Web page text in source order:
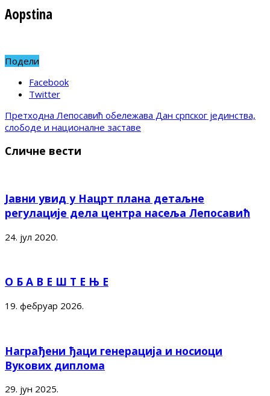
Aopstina
Подели
Facebook
Twitter
Претходна Лепосавић обележава Дан српског јединства,
слободе и националне заставе
Сличне вести
Јавни увид у Нацрт плана детаљне
регулације дела центра насеља Лепосавић
24. јул 2020.
О Б А В Е Ш Т Е Њ Е
19. фебруар 2026.
Награђени ђаци генерација и носиоци
Вукових диплома
29. јун 2025.